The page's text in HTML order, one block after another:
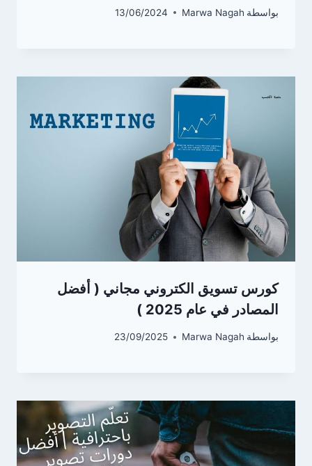
بواسطة Marwa Nagah
13/06/2024
كورس تسويق الكتروني مجاني ( أفضل
المصادر في عام 2025 )
بواسطة Marwa Nagah
23/09/2025